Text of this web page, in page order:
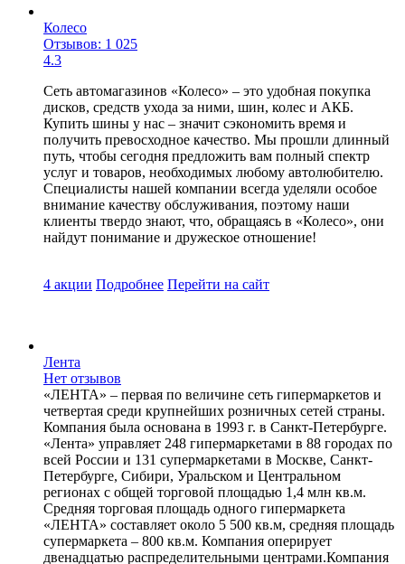
Колесо
Отзывов: 1 025
4.3
Сеть автомагазинов «Колесо» – это удобная покупка
дисков, средств ухода за ними, шин, колес и АКБ.
Купить шины у нас – значит сэкономить время и
получить превосходное качество. Мы прошли длинный
путь, чтобы сегодня предложить вам полный спектр
услуг и товаров, необходимых любому автолюбителю.
Специалисты нашей компании всегда уделяли особое
внимание качеству обслуживания, поэтому наши
клиенты твердо знают, что, обращаясь в «Колесо», они
найдут понимание и дружеское отношение!
4 акции Подробнее Перейти на сайт
Лента
Нет отзывов
«ЛЕНТА» – первая по величине сеть гипермаркетов и
четвертая среди крупнейших розничных сетей страны.
Компания была основана в 1993 г. в Санкт-Петербурге.
«Лента» управляет 248 гипермаркетами в 88 городах по
всей России и 131 супермаркетами в Москве, Санкт-
Петербурге, Сибири, Уральском и Центральном
регионах с общей торговой площадью 1,4 млн кв.м.
Средняя торговая площадь одного гипермаркета
«ЛЕНТА» составляет около 5 500 кв.м, средняя площадь
супермаркета – 800 кв.м. Компания оперирует
двенадцатью распределительными центрами.Компания